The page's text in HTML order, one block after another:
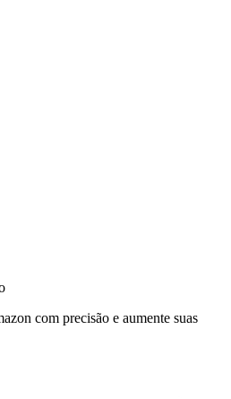
com precisão e aumente suas